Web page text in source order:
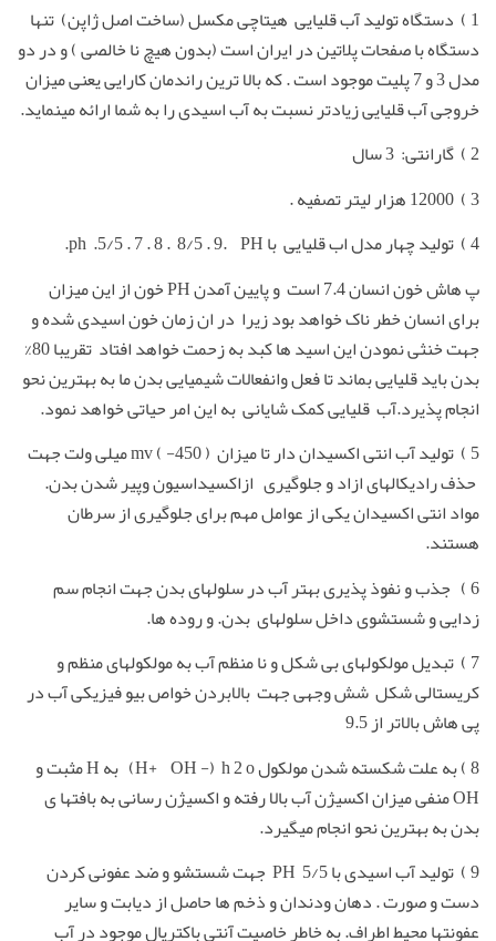
1 ) دستگاه تولید آب قلیایی هیتاچی مکسل (ساخت اصل ژاپن) تنها
دستگاه با صفحات پلاتین در ایران است (بدون هیچ نا خالصی ) و در دو
مدل 3 و 7 پلیت موجود است . که بالا ترین راندمان کارایی یعنی میزان
خروجی آب قلیایی زیادتر نسبت به آب اسیدی را به شما ارائه مینماید.
2 ) گارانتی: 3 سال
3 ) 12000 هزار لیتر تصفیه .
4 ) تولید چهار مدل اب قلیایی با ph .5/5 . 7 . 8 . 8/5 . 9. PH.
پ هاش خون انسان 7.4 است و پایین آمدن PH خون از این میزان
برای انسان خطر ناک خواهد بود زیرا در ان زمان خون اسیدی شده و
جهت خنثی نمودن این اسید ها کبد به زحمت خواهد افتاد تقریبا 80%
بدن باید قلیایی بماند تا فعل وانفعالات شیمیایی بدن ما به بهترین نحو
انجام پذیرد.آب قلیایی کمک شایانی به این امر حیاتی خواهد نمود.
5 ) تولید آب انتی اکسیدان دار تا میزان ( 450- ) mv میلی ولت جهت
حذف رادیکالهای ازاد و جلوگیری ازاکسیداسیون وپیر شدن بدن.
مواد انتی اکسیدان یکی از عوامل مهم برای جلوگیری از سرطان
هستند.
6 ) جذب و نفوذ پذیری بهتر آب در سلولهای بدن جهت انجام سم
زدایی و شستشوی داخل سلولهای بدن. و روده ها.
7 ) تبدیل مولکولهای بی شکل و نا منظم آب به مولکولهای منظم و
کریستالی شکل شش وجهی جهت بالابردن خواص بیو فیزیکی آب در
پی هاش بالاتر از 9.5
8 ) به علت شکسته شدن مولکول H+ OH -) h 2 o) به H مثبت و
OH منفی میزان اکسیژن آب بالا رفته و اکسیژن رسانی به بافتها ی
بدن به بهترین نحو انجام میگیرد.
9 ) تولید آب اسیدی با PH 5/5 جهت شستشو و ضد عفونی کردن
دست و صورت . دهان ودندان و ذخم ها حاصل از دیابت و سایر
عفونتها محیط اطراف. به خاطر خاصیت آنتی باکتریال موجود در آب